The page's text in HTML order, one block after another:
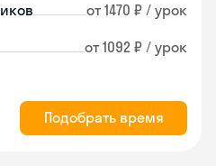
от 1470 ₽ / урок
от 1092 ₽ / урок
Подобрать время